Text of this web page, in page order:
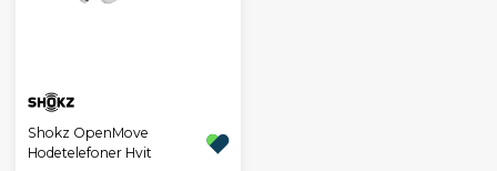
Shokz OpenMove
Hodetelefoner Hvit